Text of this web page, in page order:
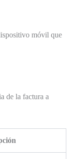
móvil que
de la factura a